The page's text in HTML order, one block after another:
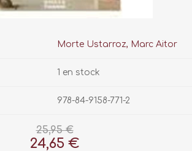
Morte Ustarroz, Marc Aitor
1 en stock
978-84-9158-771-2
25,95 €
24,65 €